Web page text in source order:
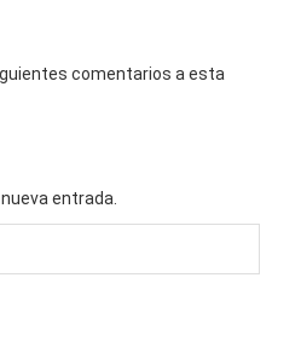
comentarios a esta
entrada.